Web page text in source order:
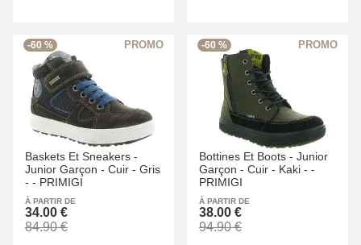
-60 %
Baskets Et Sneakers -
Junior Garçon - Cuir - Gris
- - PRIMIGI
À PARTIR DE
34.00 €
84.90 €
-60 %
Bottines Et Boots - Junior
Garçon - Cuir - Kaki - -
PRIMIGI
À PARTIR DE
38.00 €
94.90 €